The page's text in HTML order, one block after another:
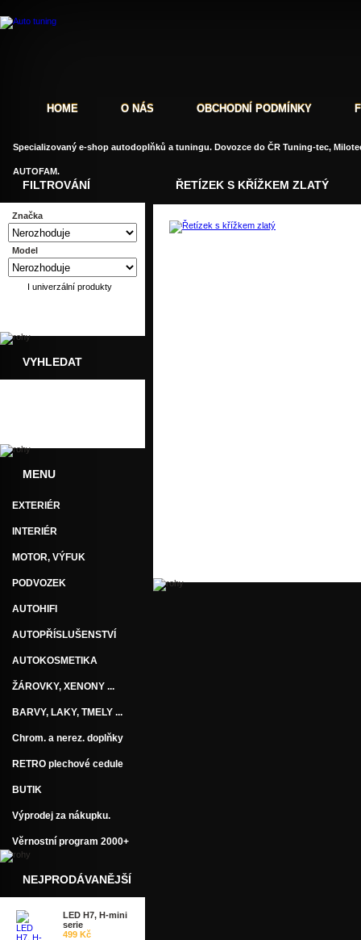
ŘETÍZEK S KŘÍŽKEM ZLATÝ
FILTROVÁNÍ
Značka
Model
I univerzální produkty
VYHLEDAT
MENU
EXTERIÉR
INTERIÉR
MOTOR, VÝFUK
PODVOZEK
AUTOHIFI
AUTOPŘÍSLUŠENSTVÍ
AUTOKOSMETIKA
ŽÁROVKY, XENONY ...
BARVY, LAKY, TMELY ...
Chrom. a nerez. doplňky
RETRO plechové cedule
BUTIK
Výprodej za nákupku.
Věrnostní program 2000+
NEJPRODÁVANĚJŠÍ
LED H7, H-mini
serie
499 Kč
HOME O NÁS OBCHODNÍ PODMÍNKY
Specializovaný e-shop autodoplňků a tuningu. Dovozce do ČR Tuning-tec,
AUTOFAM.